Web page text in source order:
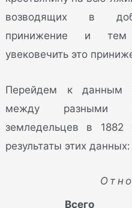
возводящих в
принижение и тем
увековечить это
Перейдем к данным
между разными
земледельцев в
результаты этих данных:
Всего